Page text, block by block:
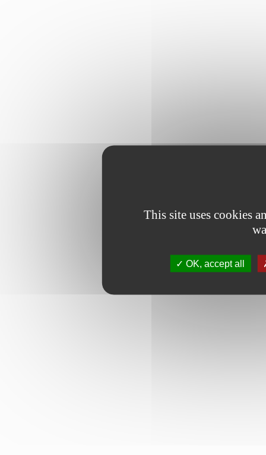
This site uses cookies
OK, accept all